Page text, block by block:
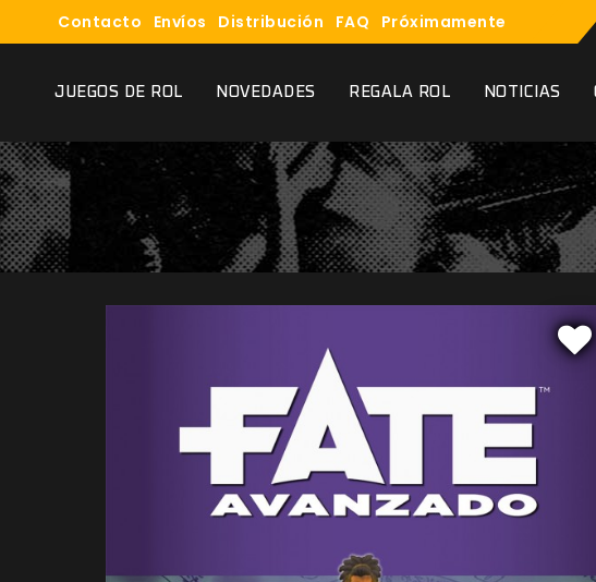
Contacto Envíos Distribución FAQ Próximamente
JUEGOS DE ROL NOVEDADES REGALA ROL NOTICIAS